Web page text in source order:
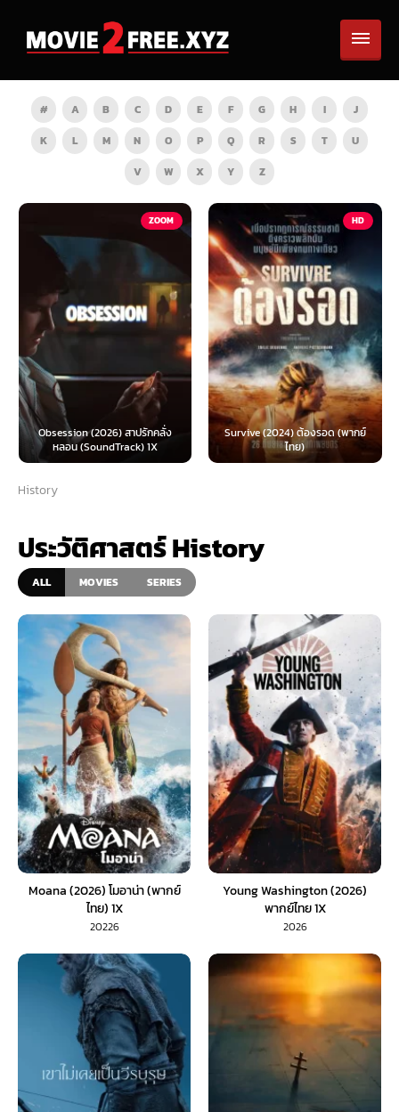
# A B C D E F G H I
J
K
L M N O P Q R S T
U
V
W X Y Z
ZOOM
Obsession (2026) สาปรักคลั่ง
หลอน (SoundTrack) 1X
HD
Survive (2024) ต้องรอด (พากย์
ไทย)
History
ประวัติศาสตร์ History
ALL MOVIES SERIES
Moana (2026) โมอาน่า (พากย์
ไทย) 1X
20226
Young Washington (2026)
พากย์ไทย 1X
2026